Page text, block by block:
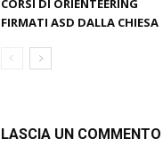
FIRMATI ASD DALLA CHIESA
LASCIA UN COMMENTO